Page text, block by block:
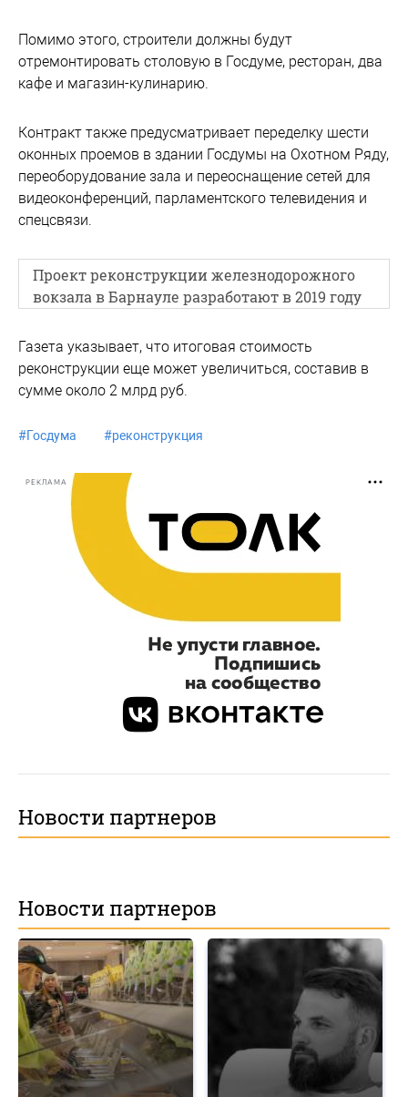
Помимо этого, строители должны будут
отремонтировать столовую в Госдуме, ресторан, два
кафе и магазин-кулинарию.
Контракт также предусматривает переделку шести
оконных проемов в здании Госдумы на Охотном Ряду,
переоборудование зала и переоснащение сетей для
видеоконференций, парламентского телевидения и
спецсвязи.
Проект реконструкции железнодорожного
вокзала в Барнауле разработают в 2019 году
Газета указывает, что итоговая стоимость
реконструкции еще может увеличиться, составив в
сумме около 2 млрд руб.
#Госдума #реконструкция
РЕКЛАМА
Новости партнеров
Новости партнеров